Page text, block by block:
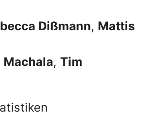
Dißmann, Mattis
Machala, Tim